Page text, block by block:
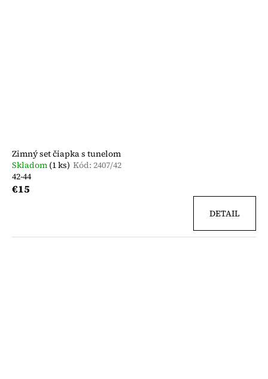
Zimný set čiapka s tunelom
Skladom (1 ks) Kód: 2407/42
42-44
€15
DETAIL